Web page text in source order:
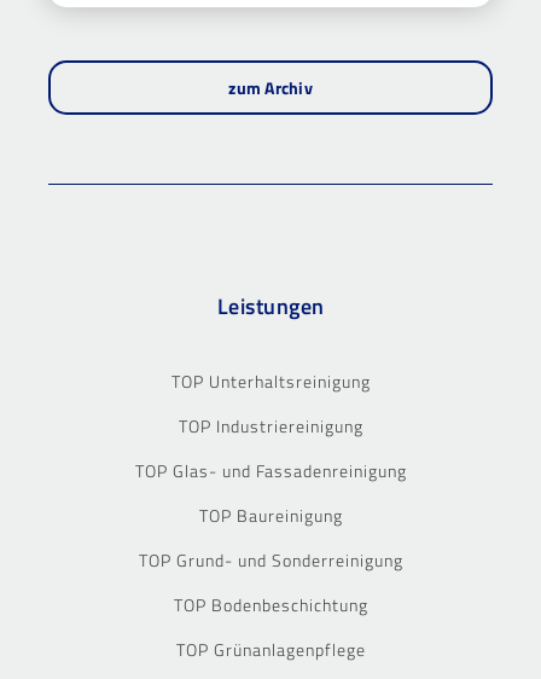
zum Archiv
Leistungen
TOP Unterhaltsreinigung
TOP Industriereinigung
TOP Glas- und Fassadenreinigung
TOP Baureinigung
TOP Grund- und Sonderreinigung
TOP Bodenbeschichtung
TOP Grünanlagenpflege